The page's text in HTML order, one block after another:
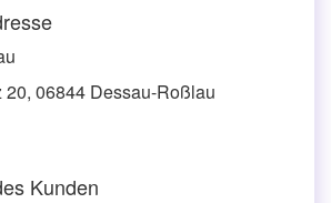
20, 06844 Dessau-Roßlau
Kunden